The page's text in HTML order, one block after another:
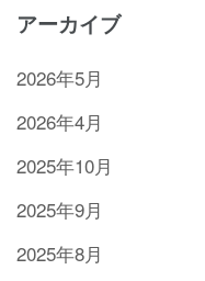
アーカイブ
2026年5月
2026年4月
2025年10月
2025年9月
2025年8月